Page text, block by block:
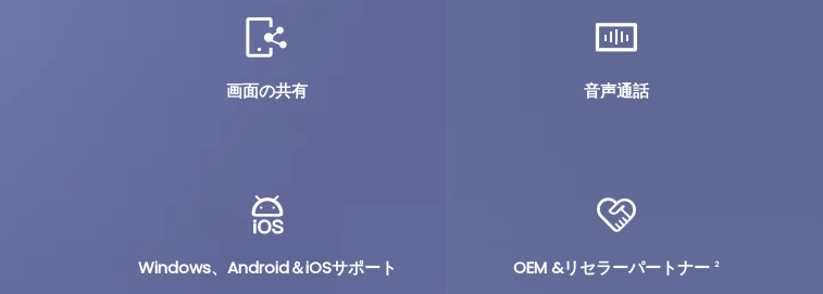
画面の共有 音声通話
Windows、Android＆iOSサポート OEM &リセラーパートナー 2